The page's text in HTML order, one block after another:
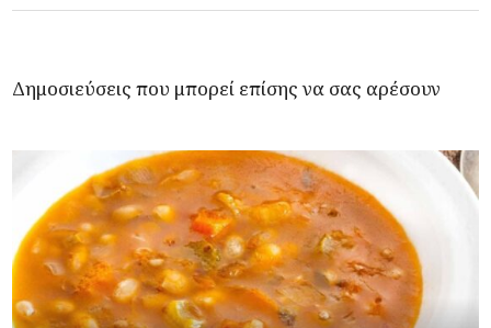
Δημοσιεύσεις που μπορεί επίσης να σας αρέσουν